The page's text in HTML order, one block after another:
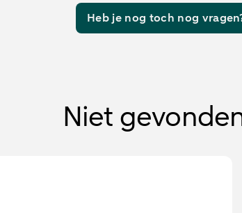
Heb je nog toch nog
Niet